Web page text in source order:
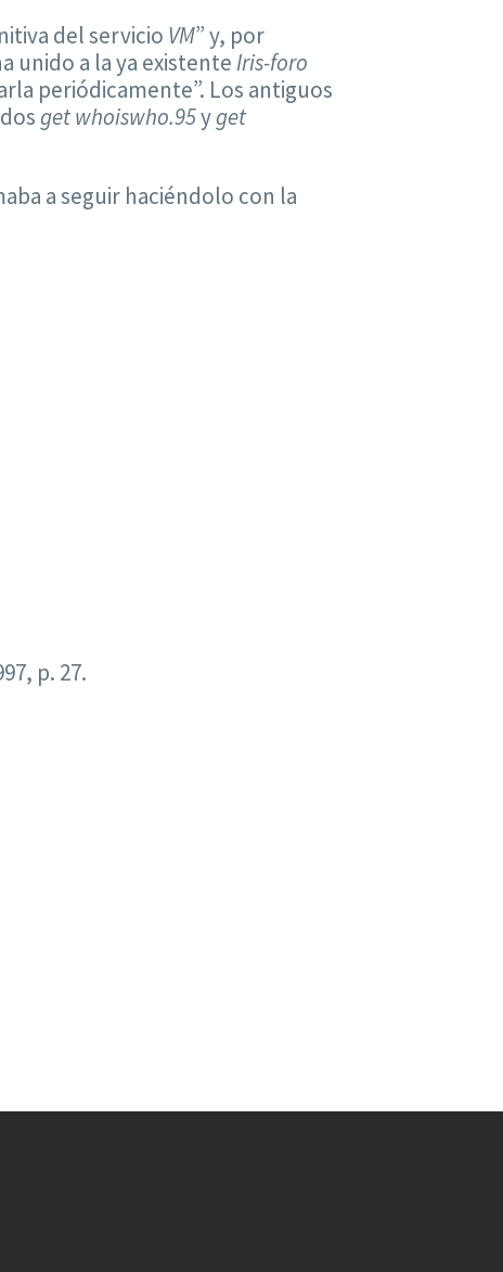
del servicio VM” y, por
unido a la ya existenteIris-foro
periódicamente”. Los antiguos
get whoiswho.95yget
a seguir haciéndolo con la
p. 27.